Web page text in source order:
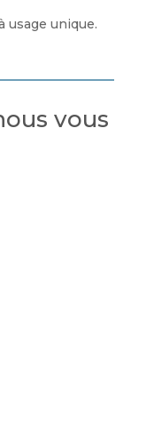
usage unique.
vous